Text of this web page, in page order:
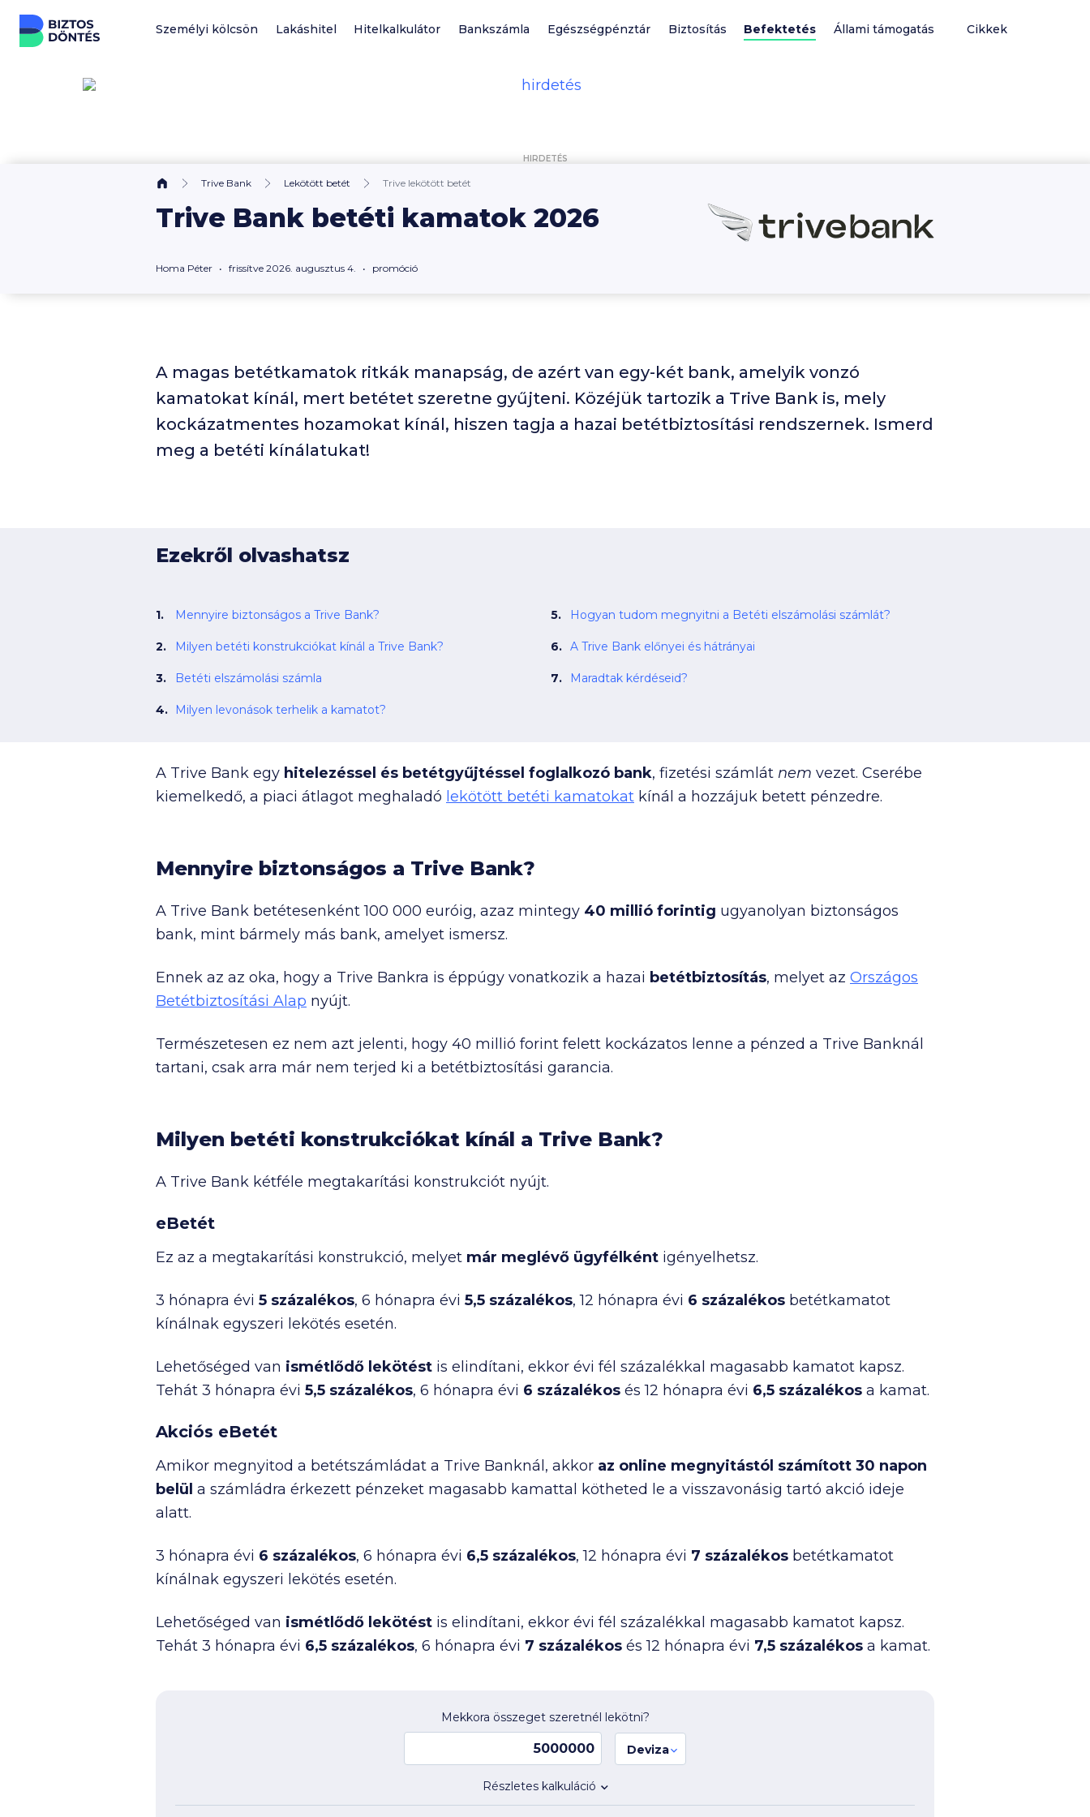
Ugrás a tartalomhoz
Személyi kölcsön Lakáshitel Hitelkalkulátor Bankszámla Egészségpénztár Biztosítás Befektetés Állami támogatás Cikkek
HIRDETÉS
Trive Bank Lekötött betét Trive lekötött betét
Trive Bank betéti kamatok 2026
Homa Péter frissítve 2026. augusztus 4. promóció
A magas betétkamatok ritkák manapság, de azért van egy-két bank, amelyik vonzó
kamatokat kínál, mert betétet szeretne gyűjteni. Közéjük tartozik a Trive Bank is, mely
kockázatmentes hozamokat kínál, hiszen tagja a hazai betétbiztosítási rendszernek. Ismerd
meg a betéti kínálatukat!
Ezekről olvashatsz
Mennyire biztonságos a Trive Bank?
Milyen betéti konstrukciókat kínál a Trive Bank?
Betéti elszámolási számla
Milyen levonások terhelik a kamatot?
Hogyan tudom megnyitni a Betéti elszámolási számlát?
A Trive Bank előnyei és hátrányai
Maradtak kérdéseid?
A Trive Bank egy hitelezéssel és betétgyűjtéssel foglalkozó bank, fizetési számlát nem vezet. Cserébe
kiemelkedő, a piaci átlagot meghaladó lekötött betéti kamatokat kínál a hozzájuk betett pénzedre.
Mennyire biztonságos a Trive Bank?
A Trive Bank betétesenként100 000 euróig, azaz mintegy 40 millió forintig ugyanolyan biztonságos
bank, mint bármely más bank, amelyet ismersz.
Ennek az az oka, hogy a Trive Bankra is éppúgy vonatkozik a hazai betétbiztosítás, melyet az Országos
Betétbiztosítási Alap nyújt.
Természetesen ez nem azt jelenti, hogy 40 millió forint felett kockázatos lenne a pénzed a Trive Banknál
tartani, csak arra már nem terjed ki a betétbiztosítási garancia.
Milyen betéti konstrukciókat kínál a Trive Bank?
A Trive Bank kétféle megtakarítási konstrukciót nyújt.
eBetét
Ez az a megtakarítási konstrukció, melyet már meglévő ügyfélként igényelhetsz.
3 hónapra évi 5 százalékos, 6 hónapra évi 5,5 százalékos, 12 hónapra évi 6 százalékos betétkamatot
kínálnak egyszeri lekötés esetén.
Lehetőséged van ismétlődő lekötést is elindítani, ekkor évi fél százalékkal magasabb kamatot kapsz.
Tehát 3 hónapra évi 5,5 százalékos, 6 hónapra évi 6 százalékos és 12 hónapra évi 6,5 százalékos a kamat.
Akciós eBetét
Amikor megnyitod a betétszámládat a Trive Banknál, akkor az online megnyitástól számított 30 napon
belül a számládra érkezett pénzeket magasabb kamattal kötheted le a visszavonásig tartó akció ideje
alatt.
3 hónapra évi 6 százalékos, 6 hónapra évi 6,5 százalékos, 12 hónapra évi 7 százalékos betétkamatot
kínálnak egyszeri lekötés esetén.
Lehetőséged van ismétlődő lekötést is elindítani, ekkor évi fél százalékkal magasabb kamatot kapsz.
Tehát 3 hónapra évi 6,5 százalékos, 6 hónapra évi 7 százalékos és 12 hónapra évi 7,5 százalékos a kamat.
Mekkora összeget szeretnél lekötni?
Deviza
Részletes kalkuláció